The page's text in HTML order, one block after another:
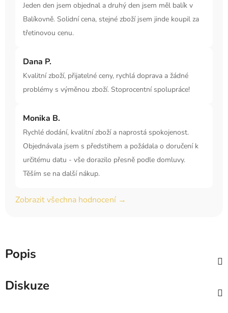
Jeden den jsem objednal a druhý den jsem měl balík v
Balíkovně. Solidní cena, stejné zboží jsem jinde koupil za
třetinovou cenu.
Dana P.
Kvalitní zboží, přijatelné ceny, rychlá doprava a žádné
problémy s výměnou zboží. Stoprocentní spolupráce!
Monika B.
Rychlé dodání, kvalitní zboží a naprostá spokojenost.
Objednávala jsem s předstihem a požádala o doručení k
určitému datu - vše dorazilo přesně podle domluvy.
Těším se na další nákup.
Zobrazit všechna hodnocení →
Popis
Diskuze